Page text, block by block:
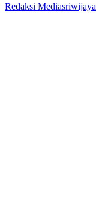
Redaksi Mediasriwijaya